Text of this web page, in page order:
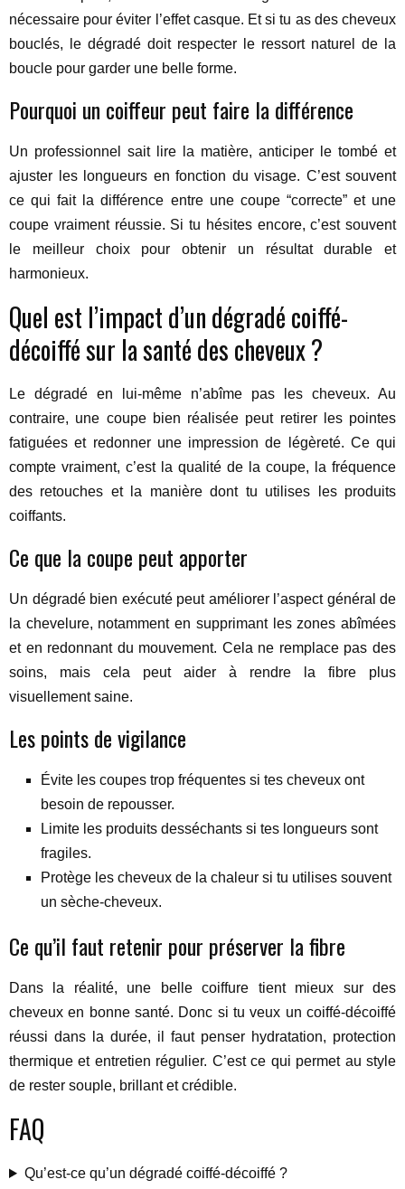
nécessaire pour éviter l’effet casque. Et si tu as des cheveux
bouclés, le dégradé doit respecter le ressort naturel de la
boucle pour garder une belle forme.
Pourquoi un coiffeur peut faire la différence
Un professionnel sait lire la matière, anticiper le tombé et
ajuster les longueurs en fonction du visage. C’est souvent
ce qui fait la différence entre une coupe “correcte” et une
coupe vraiment réussie. Si tu hésites encore, c’est souvent
le meilleur choix pour obtenir un résultat durable et
harmonieux.
Quel est l’impact d’un dégradé coiffé-
décoiffé sur la santé des cheveux ?
Le dégradé en lui-même n’abîme pas les cheveux. Au
contraire, une coupe bien réalisée peut retirer les pointes
fatiguées et redonner une impression de légèreté. Ce qui
compte vraiment, c’est la qualité de la coupe, la fréquence
des retouches et la manière dont tu utilises les produits
coiffants.
Ce que la coupe peut apporter
Un dégradé bien exécuté peut améliorer l’aspect général de
la chevelure, notamment en supprimant les zones abîmées
et en redonnant du mouvement. Cela ne remplace pas des
soins, mais cela peut aider à rendre la fibre plus
visuellement saine.
Les points de vigilance
Évite les coupes trop fréquentes si tes cheveux ont
besoin de repousser.
Limite les produits desséchants si tes longueurs sont
fragiles.
Protège les cheveux de la chaleur si tu utilises souvent
un sèche-cheveux.
Ce qu’il faut retenir pour préserver la fibre
Dans la réalité, une belle coiffure tient mieux sur des
cheveux en bonne santé. Donc si tu veux un coiffé-décoiffé
réussi dans la durée, il faut penser hydratation, protection
thermique et entretien régulier. C’est ce qui permet au style
de rester souple, brillant et crédible.
FAQ
Qu’est-ce qu’un dégradé coiffé-décoiffé ?